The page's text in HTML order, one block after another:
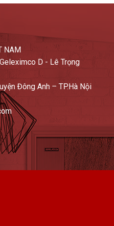
NAM
D - Lê Trọng
Đông Anh – TP.Hà Nội